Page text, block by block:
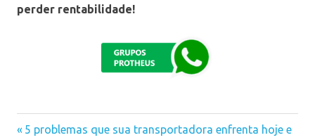
perder rentabilidade!
Previous
5 problemas que sua transportadora enfrenta hoje e